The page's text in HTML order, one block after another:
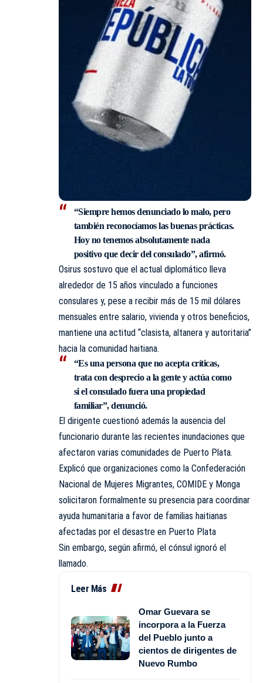
“Siempre hemos denunciado lo malo, pero
también reconocíamos las buenas prácticas.
Hoy no tenemos absolutamente nada
positivo que decir del consulado”, afirmó.
Osirus sostuvo que el actual diplomático lleva
alrededor de 15 años vinculado a funciones
consulares y, pese a recibir más de 15 mil dólares
mensuales entre salario, vivienda y otros beneficios,
mantiene una actitud “clasista, altanera y autoritaria”
hacia la comunidad haitiana.
“Es una persona que no acepta críticas,
trata con desprecio a la gente y actúa como
si el consulado fuera una propiedad
familiar”, denunció.
El dirigente cuestionó además la ausencia del
funcionario durante las recientes inundaciones que
afectaron varias comunidades de Puerto Plata.
Explicó que organizaciones como la Confederación
Nacional de Mujeres Migrantes, COMIDE y Monga
solicitaron formalmente su presencia para coordinar
ayuda humanitaria a favor de familias haitianas
afectadas por el desastre en Puerto Plata
Sin embargo, según afirmó, el cónsul ignoró el
llamado.
Leer Más
Omar Guevara se
incorpora a la Fuerza
del Pueblo junto a
cientos de dirigentes de
Nuevo Rumbo